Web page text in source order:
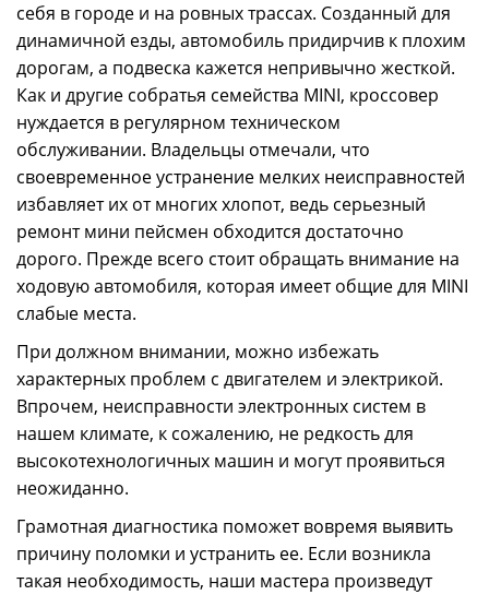
себя в городе и на ровных трассах. Созданный для
динамичной езды, автомобиль придирчив к плохим
дорогам, а подвеска кажется непривычно жесткой.
Как и другие собратья семейства MINI, кроссовер
нуждается в регулярном техническом
обслуживании. Владельцы отмечали, что
своевременное устранение мелких неисправностей
избавляет их от многих хлопот, ведь серьезный
ремонт мини пейсмен обходится достаточно
дорого. Прежде всего стоит обращать внимание на
ходовую автомобиля, которая имеет общие для MINI
слабые места.
При должном внимании, можно избежать
характерных проблем с двигателем и электрикой.
Впрочем, неисправности электронных систем в
нашем климате, к сожалению, не редкость для
высокотехнологичных машин и могут проявиться
неожиданно.
Грамотная диагностика поможет вовремя выявить
причину поломки и устранить ее. Если возникла
такая необходимость, наши мастера произведут